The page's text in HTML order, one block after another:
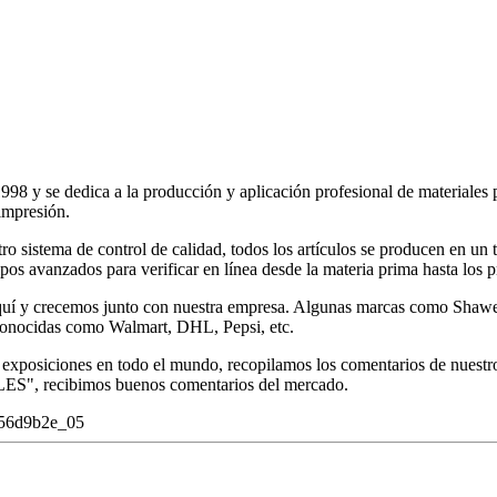
y se dedica a la producción y aplicación profesional de materiales
sistema de control de calidad, todos los artículos se producen en
avanzados para verificar en línea desde la materia prima hasta los
y crecemos junto con nuestra empresa. Algunas marcas como
como Walmart, DHL, Pepsi, etc.
en todo el mundo, recopilamos los comentarios de
recibimos buenos comentarios del mercado.